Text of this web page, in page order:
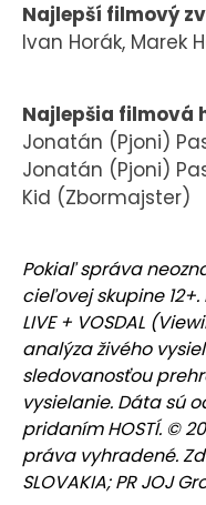
Najlepší filmový
Ivan Horák, Marek
Najlepšia filmová
Jonatán (Pjoni)
Jonatán (Pjoni)
Kid (Zbormajster)
Pokiaľ správa
cieľovej skupine
LIVE + VOSDAL
analýza živého
sledovanosťou
vysielanie. Dáta sú
pridaním HOSTÍ. ©
práva vyhradené.
SLOVAKIA; PR JOJ